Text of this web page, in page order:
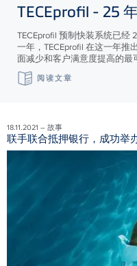
TECEprofil - 25
TECEprofil 预制快装系统已经
一年，TECEprofil 在这一年推
面减少和客户满意度提高的最
阅读文章
18.11.2021 – 故事
联手联合抵押银行，成功举